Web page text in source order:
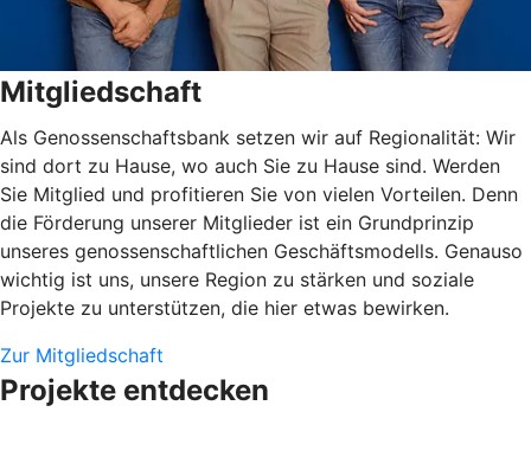
Mitgliedschaft
Als Genossenschaftsbank setzen wir auf Regionalität: Wir
sind dort zu Hause, wo auch Sie zu Hause sind. Werden
Sie Mitglied und profitieren Sie von vielen Vorteilen. Denn
die Förderung unserer Mitglieder ist ein Grundprinzip
unseres genossenschaftlichen Geschäftsmodells. Genauso
wichtig ist uns, unsere Region zu stärken und soziale
Projekte zu unterstützen, die hier etwas bewirken.
Zur Mitgliedschaft
Projekte entdecken